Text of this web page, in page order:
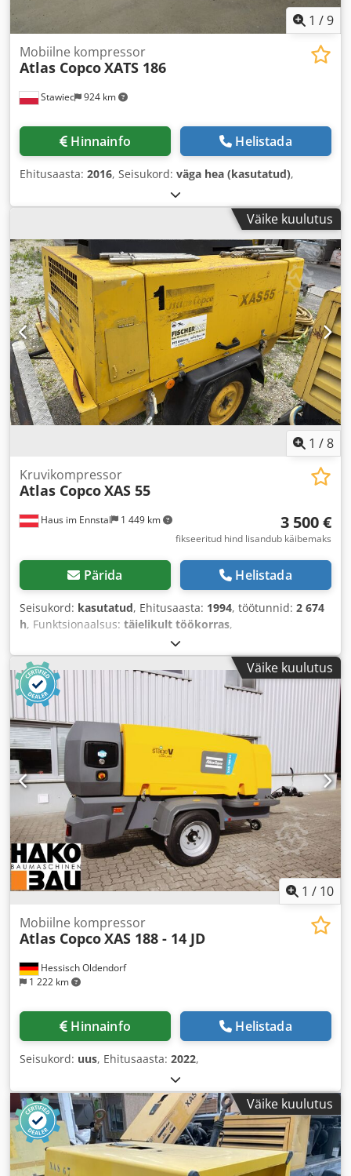
1 /9
Stawiec 924 km
Mobiilne kompressor
Atlas CopcoXATS 186
Hinnainfo Helistada
Ehitusaasta: 2016, Seisukord: väga hea (kasutatud),
Väike kuulutus
1 /8
Haus im Ennstal 1 449 km
Kruvikompressor
Atlas CopcoXAS 55
3 500 €
fikseeritud hind lisandub käibemaks
Pärida Helistada
Seisukord: kasutatud, Ehitusaasta: 1994, töötunnid: 2 674
h, Funktsionaalsus: täielikult töökorras,
Väike kuulutus
1 / 10
Hessisch Oldendorf
1 222 km
Mobiilne kompressor
Atlas CopcoXAS 188 - 14 JD
Hinnainfo Helistada
Seisukord: uus, Ehitusaasta: 2022,
Väike kuulutus